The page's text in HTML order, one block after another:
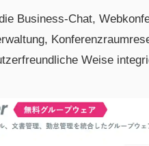
Business-Chat,
Weise